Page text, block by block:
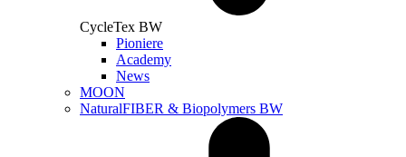
CycleTex BW
Pioniere
Academy
News
MOON
NaturalFIBER & Biopolymers BW